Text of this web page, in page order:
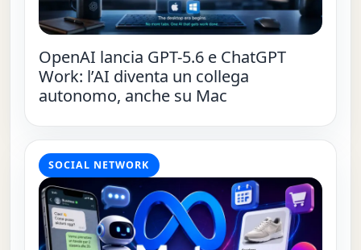
OpenAI lancia GPT-5.6 e ChatGPT
Work: l’AI diventa un collega
autonomo, anche su Mac
SOCIAL NETWORK